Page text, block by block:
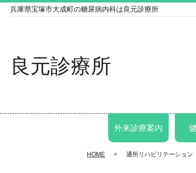
兵庫県宝塚市大成町の糖尿病内科は良元診療所
良元診療所
外来診療案内
HOME 通所リハビリテーション